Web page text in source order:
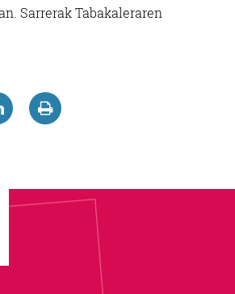
Sarrerak Tabakaleraren